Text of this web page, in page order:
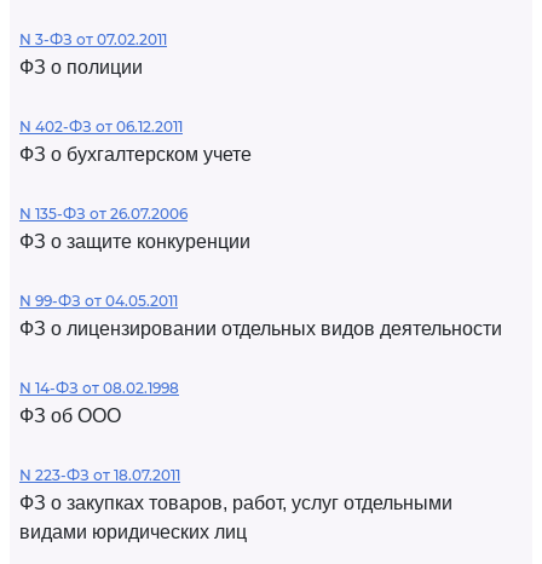
N 3-ФЗ от 07.02.2011
ФЗ о полиции
N 402-ФЗ от 06.12.2011
ФЗ о бухгалтерском учете
N 135-ФЗ от 26.07.2006
ФЗ о защите конкуренции
N 99-ФЗ от 04.05.2011
ФЗ о лицензировании отдельных видов деятельности
N 14-ФЗ от 08.02.1998
ФЗ об ООО
N 223-ФЗ от 18.07.2011
ФЗ о закупках товаров, работ, услуг отдельными
видами юридических лиц